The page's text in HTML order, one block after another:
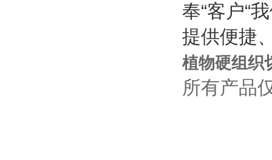
奉“客户“
提供便捷
植物硬组织
所有产品